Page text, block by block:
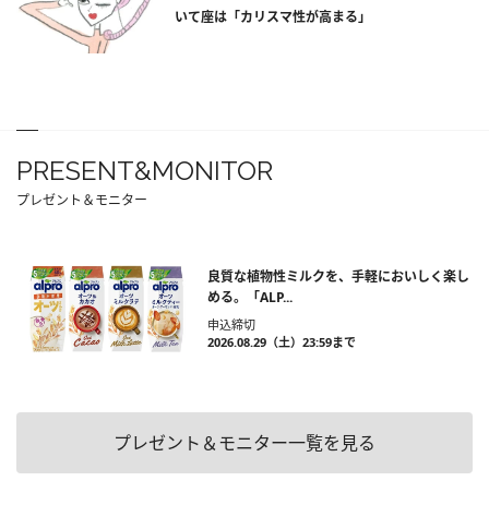
いて座は「カリスマ性が高まる」
PRESENT&MONITOR
プレゼント＆モニター
良質な植物性ミルクを、手軽においしく楽し
める。「ALP...
申込締切
2026.08.29（土）23:59まで
プレゼント＆モニター一覧を見る